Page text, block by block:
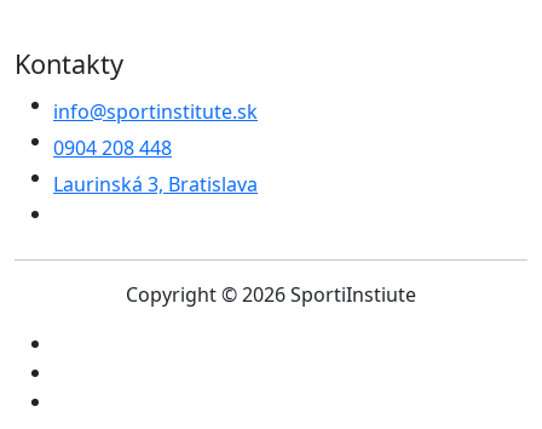
Kontakty
info@sportinstitute.sk
0904 208 448
Laurinská 3, Bratislava
Copyright © 2026 SportiInstiute